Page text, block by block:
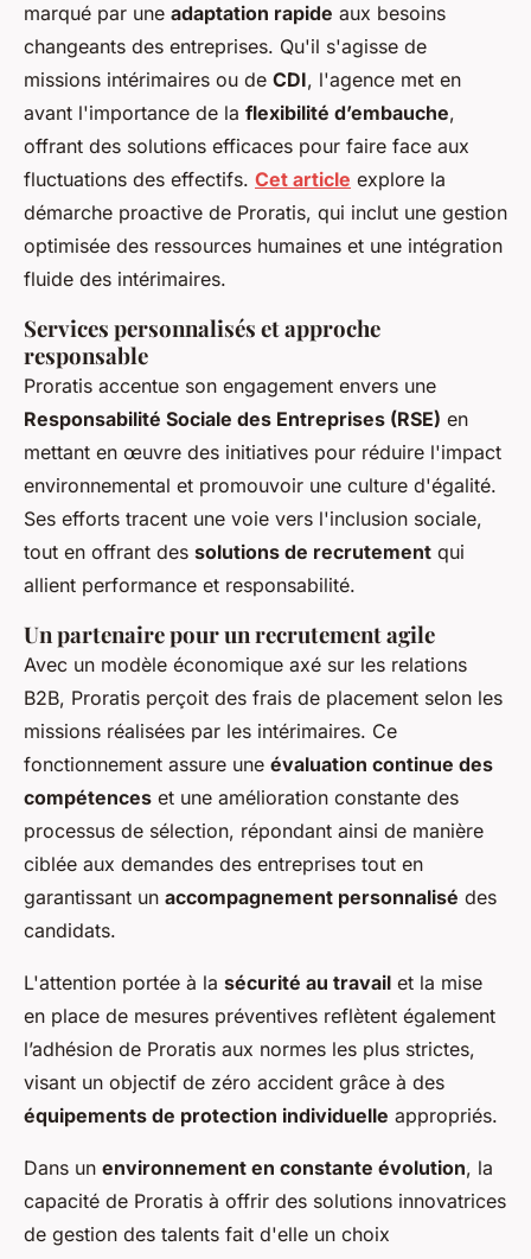
marqué par une adaptation rapide aux besoins
changeants des entreprises. Qu'il s'agisse de
missions intérimaires ou de CDI, l'agence met en
avant l'importance de la flexibilité d’embauche,
offrant des solutions efficaces pour faire face aux
fluctuations des effectifs. Cet article explore la
démarche proactive de Proratis, qui inclut une gestion
optimisée des ressources humaines et une intégration
fluide des intérimaires.
Services personnalisés et approche
responsable
Proratis accentue son engagement envers une
Responsabilité Sociale des Entreprises (RSE) en
mettant en œuvre des initiatives pour réduire l'impact
environnemental et promouvoir une culture d'égalité.
Ses efforts tracent une voie vers l'inclusion sociale,
tout en offrant des solutions de recrutement qui
allient performance et responsabilité.
Un partenaire pour un recrutement agile
Avec un modèle économique axé sur les relations
B2B, Proratis perçoit des frais de placement selon les
missions réalisées par les intérimaires. Ce
fonctionnement assure une évaluation continue des
compétences et une amélioration constante des
processus de sélection, répondant ainsi de manière
ciblée aux demandes des entreprises tout en
garantissant un accompagnement personnalisé des
candidats.
L'attention portée à la sécurité au travail et la mise
en place de mesures préventives reflètent également
l’adhésion de Proratis aux normes les plus strictes,
visant un objectif de zéro accident grâce à des
équipements de protection individuelle appropriés.
Dans un environnement en constante évolution, la
capacité de Proratis à offrir des solutions innovatrices
de gestion des talents fait d'elle un choix